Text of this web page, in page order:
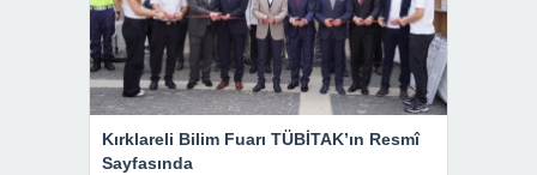
Kırklareli Bilim Fuarı TÜBİTAK’ın Resmî
Sayfasında